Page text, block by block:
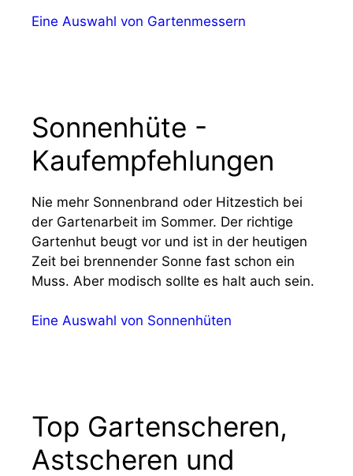
Eine Auswahl von Gartenmessern
Sonnenhüte -
Kaufempfehlungen
Nie mehr Sonnenbrand oder Hitzestich bei
der Gartenarbeit im Sommer. Der richtige
Gartenhut beugt vor und ist in der heutigen
Zeit bei brennender Sonne fast schon ein
Muss. Aber modisch sollte es halt auch sein.
Eine Auswahl von Sonnenhüten
Top Gartenscheren,
Astscheren und